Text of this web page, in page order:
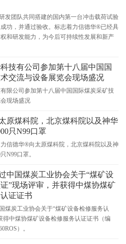
发团队共同搭建的国内第一台冲击载荷试验
功，并通过验收。标志着力信德华®已经具
和研发能力，为今后可持续性发展和新产
技有公司参加第十八届中国国
交流与设备展览会现场盛况
限公司参加第十八届中国国际煤炭采矿技
现场盛况
原煤科院，北京煤科院以及神华
只N99口罩
信德华®向太原煤科院，北京煤科院以及神
N99口罩。
中国煤炭工业协会关于“煤矿设
”现场评审，并获得中煤协煤矿
证证书
煤炭工业协会关于“煤矿设备检修服务认
得中煤协煤矿设备检修服务认证证书（编
）。